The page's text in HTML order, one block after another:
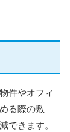
件やオフィ
る際の敷
できます。